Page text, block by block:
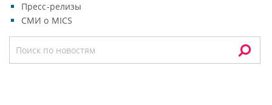
Пресс-релизы
СМИ о MICS